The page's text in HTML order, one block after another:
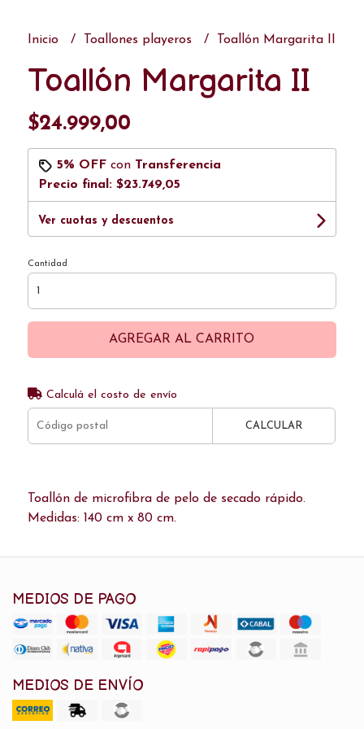
Inicio Toallones playeros Toallón Margarita II
Toallón Margarita II
$24.999,00
5% OFFcon Transferencia
Precio final: $23.749,05
Ver cuotas y descuentos
Cantidad
AGREGAR AL CARRITO
Calculá el costo de envío
CALCULAR
Toallón de microfibra de pelo de secado rápido.
Medidas: 140 cm x 80 cm.
MEDIOS DE PAGO
MEDIOS DE ENVÍO